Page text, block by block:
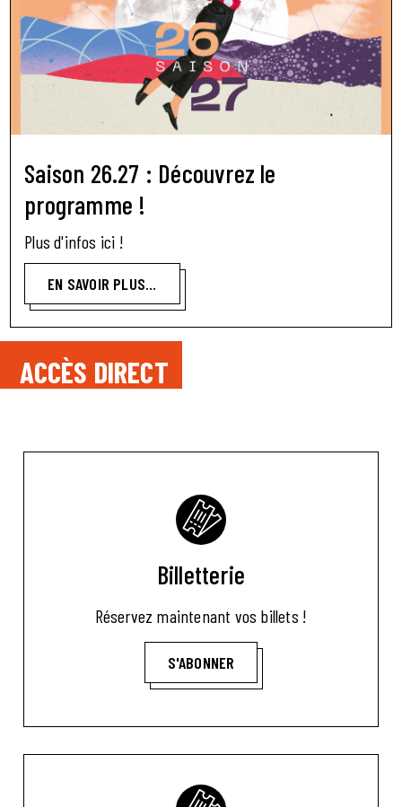
Saison 26.27 : Découvrez le
programme !
Plus d'infos ici !
EN SAVOIR PLUS...
ACCÈS DIRECT
Billetterie
Réservez maintenant vos billets !
S'ABONNER